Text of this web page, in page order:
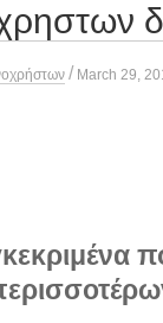
/ March 29,